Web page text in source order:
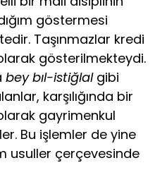
göstermesi
Taşın­mazlar kredi
gösterilmekteydi.
bey bıl-istiğlalgibi
karşılığında bir
gay­rimenkul
Bu işlemler de yine
usuller çerçevesinde